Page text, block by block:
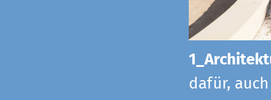
dafür,